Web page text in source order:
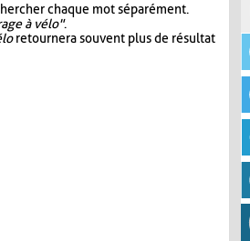
chaque mot séparément.
à vélo".
retournera souvent plus de résultat